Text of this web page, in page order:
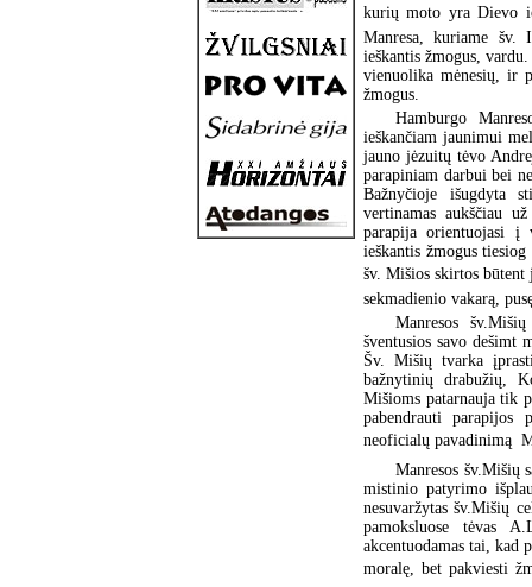
kurių moto yra Dievo
Manresa, kuriame šv.
ieškantis žmogus,
vienuolika mėnesių, ir
žmogus.
Hamburgo
ieškančiam jaunimui
jauno jėzuitų tėvo
parapiniam darbui bei
Bažnyčioje išugdyta
vertinamas aukščiau
parapija orientuojasi į
ieškantis žmogus
šv. Mišios skirtos
sekmadienio vakarą,
Manresos
šventusios savo dešimt
Šv. Mišių tvarka
bažnytinių drabužių,
Mišioms patarnauja tik
pabendrauti parapijos
neoficialų pavadinimą 
Manresos šv.Mišių
mistinio patyrimo
nesuvaržytas šv.Mišių
pamoksluose tėvas
akcentuodamas tai, kad
moralę, bet pakviesti